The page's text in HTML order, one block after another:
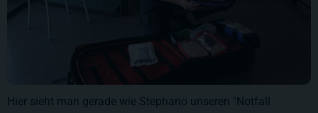
Hier sieht man gerade wie Stephano unseren "Notfall